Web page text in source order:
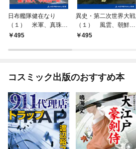
日布艦隊健在なり
（１） 米軍、真珠湾
奇襲！
495
異史・第二次世界大戦
（１） 風雲、朝鮮半
島！495
コスミック出版のおすすめ本